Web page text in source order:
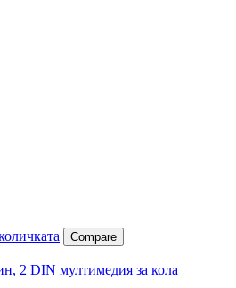
Compare
2 DIN мултимедия за кола